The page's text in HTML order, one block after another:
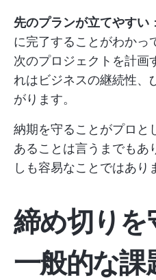
先のプランが立てやすい
に完了することがわかっ
次のプロジェクトを計画
れはビジネスの継続性、
がります。
納期を守ることがプロと
あることは言うまでもあ
しも容易なことではあり
締め切り
一般的な課